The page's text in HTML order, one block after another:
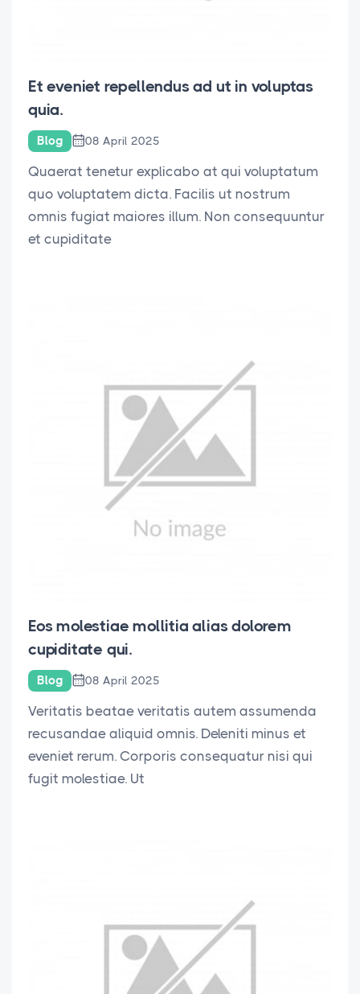
Et eveniet repellendus ad ut in voluptas
quia.
Blog 08 April 2025
Quaerat tenetur explicabo at qui voluptatum
quo voluptatem dicta. Facilis ut nostrum
omnis fugiat maiores illum. Non consequuntur
et cupiditate
Eos molestiae mollitia alias dolorem
cupiditate qui.
Blog 08 April 2025
Veritatis beatae veritatis autem assumenda
recusandae aliquid omnis. Deleniti minus et
eveniet rerum. Corporis consequatur nisi qui
fugit molestiae. Ut